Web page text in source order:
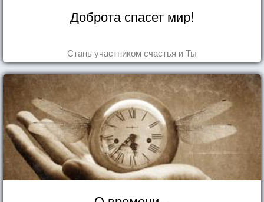
Доброта спасет мир!
Стань участником счастья и Ты